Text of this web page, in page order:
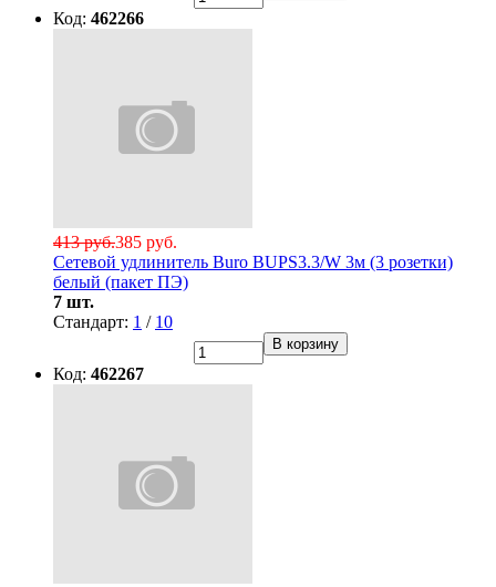
Код: 462266
385 руб.
413 руб.
Сетевой удлинитель Buro BUPS3.3/W 3м (3 розетки)
белый (пакет ПЭ)
7 шт.
Стандарт: 1 / 10
В корзину
Код: 462267